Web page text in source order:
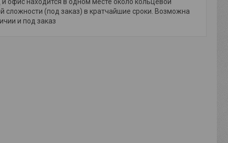
(под заказ) в кратчайшие сроки. Возможна
и под заказ